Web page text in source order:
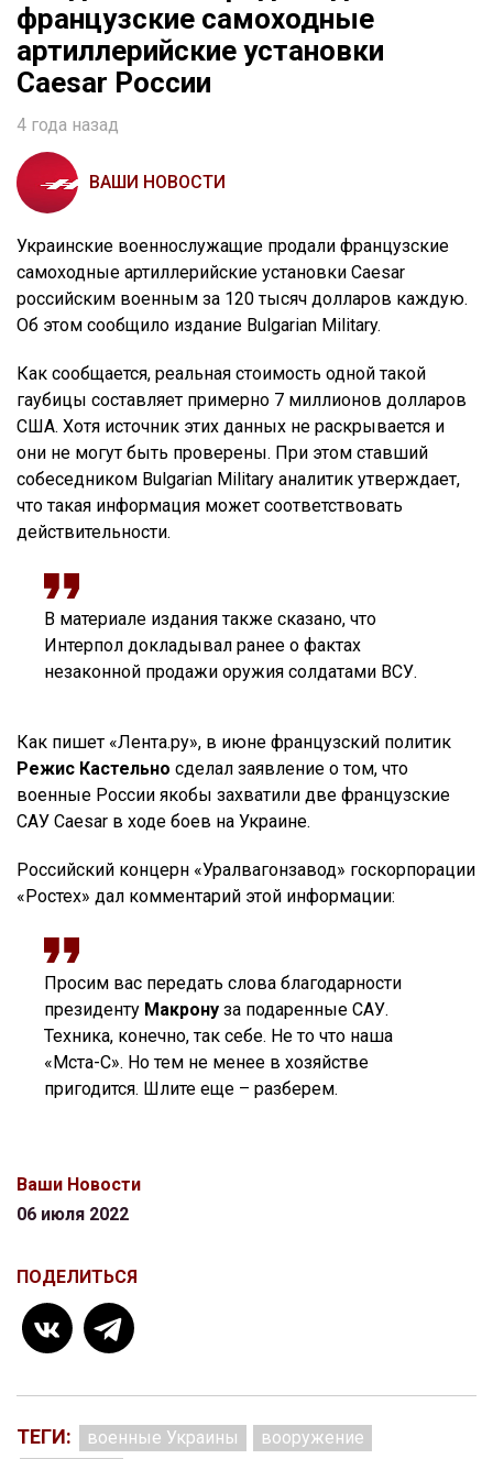
французские самоходные
артиллерийские установки
Caesar России
4 года назад
ВАШИ НОВОСТИ
Украинские военнослужащие продали французские
самоходные артиллерийские установки Caesar
российским военным за 120 тысяч долларов каждую.
Об этом сообщило издание Bulgarian Military.
Как сообщается, реальная стоимость одной такой
гаубицы составляет примерно 7 миллионов долларов
США. Хотя источник этих данных не раскрывается и
они не могут быть проверены. При этом ставший
собеседником Bulgarian Military аналитик утверждает,
что такая информация может соответствовать
действительности.
В материале издания также сказано, что
Интерпол докладывал ранее о фактах
незаконной продажи оружия солдатами ВСУ.
Как пишет «Лента.ру», в июне французский политик
Режис Кастельно сделал заявление о том, что
военные России якобы захватили две французские
САУ Caesar в ходе боев на Украине.
Российский концерн «Уралвагонзавод» госкорпорации
«Ростех» дал комментарий этой информации:
Просим вас передать слова благодарности
президенту Макрону за подаренные САУ.
Техника, конечно, так себе. Не то что наша
«Мста-С». Но тем не менее в хозяйстве
пригодится. Шлите еще – разберем.
Ваши Новости
06 июля 2022
ПОДЕЛИТЬСЯ
ТЕГИ: военные Украины
вооружение